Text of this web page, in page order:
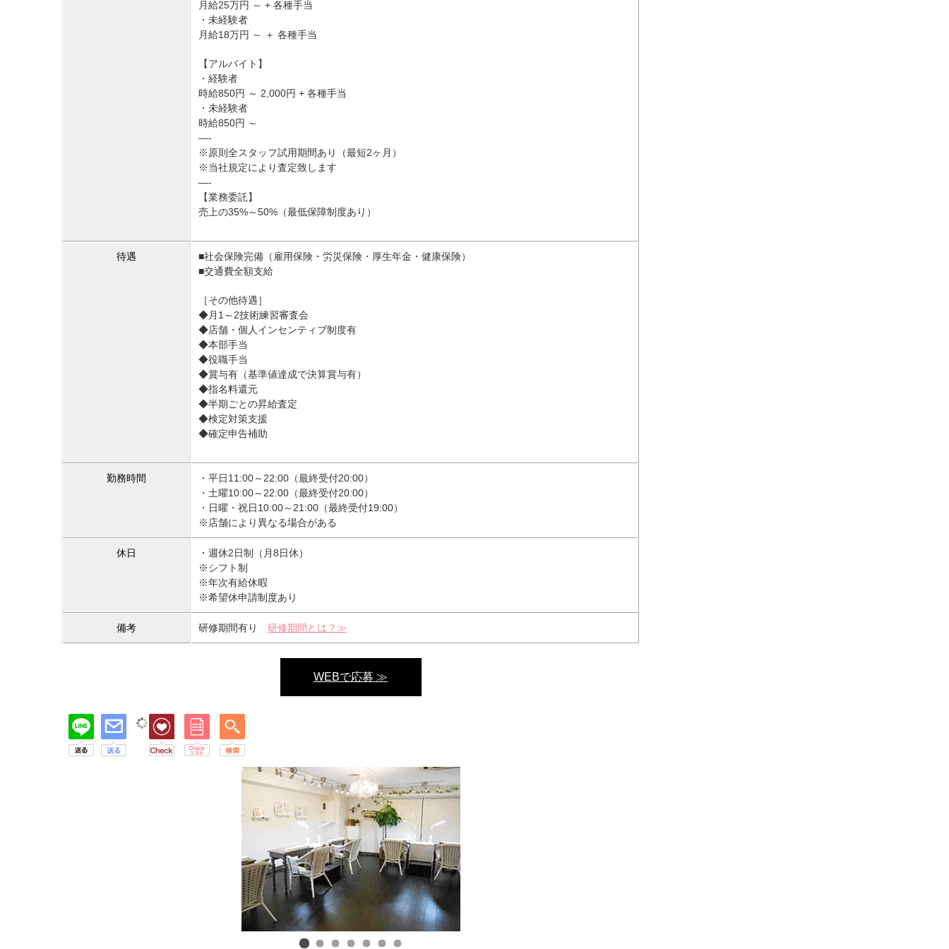
月給25万円 ～ + 各種手当
・未経験者
月給18万円 ～ ＋ 各種手当
【アルバイト】
・経験者
時給850円 ～ 2,000円 + 各種手当
・未経験者
時給850円 ～
—-
※原則全スタッフ試用期間あり（最短2ヶ月）
※当社規定により査定致します
—-
【業務委託】
売上の35%～50%（最低保障制度あり）
待遇
■社会保険完備（雇用保険・労災保険・厚生年金・健康保険）
■交通費全額支給
［その他待遇］
◆月1～2技術練習審査会
◆店舗・個人インセンティブ制度有
◆本部手当
◆役職手当
◆賞与有（基準値達成で決算賞与有）
◆指名料還元
◆半期ごとの昇給査定
◆検定対策支援
◆確定申告補助
勤務時間
・平日11:00～22:00（最終受付20:00）
・土曜10:00～22:00（最終受付20:00）
・日曜・祝日10:00～21:00（最終受付19:00）
※店舗により異なる場合がある
休日
・週休2日制（月8日休）
※シフト制
※年次有給休暇
※希望休申請制度あり
備考 研修期間有り 研修期間とは？≫
WEBで応募 ≫